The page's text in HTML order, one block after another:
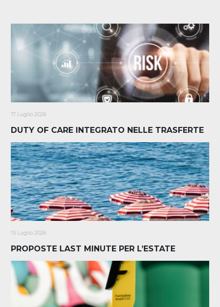
17 Luglio 2026
DUTY OF CARE INTEGRATO NELLE TRASFERTE
15 Luglio 2026
PROPOSTE LAST MINUTE PER L’ESTATE